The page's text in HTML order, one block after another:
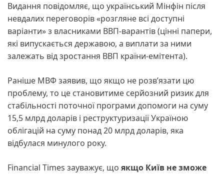
Видання повідомляє, що український Мінфін після
невдалих переговорів «розгляне всі доступні
варіанти» з власниками ВВП-варантів (цінні папери,
які випускається державою, а виплати за ними
залежать від зростання ВВП країни-емітента).
Раніше МВФ заявив, що якщо не розв’язати цю
проблему, то це становитиме серйозний ризик для
стабільності поточної програми допомоги на суму
15,5 млрд доларів і реструктуризації Україною
облігацій на суму понад 20 млрд доларів, яка
відбулася минулого року.
Financial Times зауважує, що якщо Київ не зможе